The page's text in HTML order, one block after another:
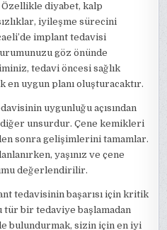
diyabet, kalp
iyileşme sürecini
implant tedavisi
göz önünde
tedavi öncesi sağlık
uygun planı oluşturacaktır.
uygunluğu açısından
unsurdur. Çene kemikleri
sonra gelişimlerini tamamlar.
yaşınız ve çene
değerlendirilir.
tedavisinin başarısı için kritik
tür bir tedaviye başlamadan
bulundurmak, sizin için en iyi